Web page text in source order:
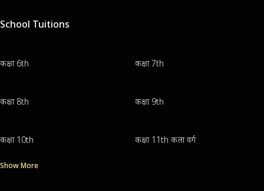
School Tuitions
कक्षा 6th कक्षा 7th
कक्षा 8th कक्षा 9th
कक्षा 10th कक्षा 11th कला वर्ग
Show More